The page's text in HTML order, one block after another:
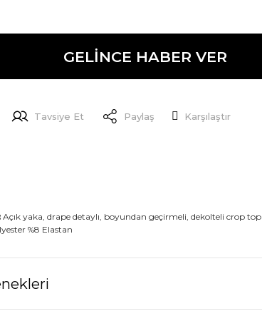
GELİNCE HABER VER
Tavsiye Et Paylaş Karşılaştır
Açık yaka, drape detaylı, boyundan geçirmeli, dekolteli crop top
%8 Elastan